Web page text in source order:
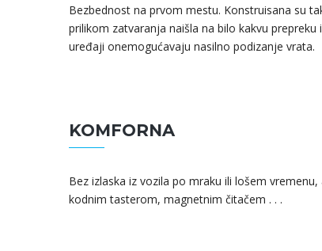
Bezbednost na prvom mestu. Konstruisana su
prilikom zatvaranja naišla na bilo kakvu
uređaji onemogućavaju nasilno podizanje vrata.
KOMFORNA
Bez izlaska iz vozila po mraku ili lošem
kodnim tasterom, magnetnim čitačem . . .